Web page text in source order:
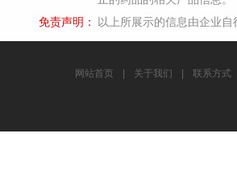
免责声明：
以上所展示的信息由企业
网站首页 关于我们 联系方式